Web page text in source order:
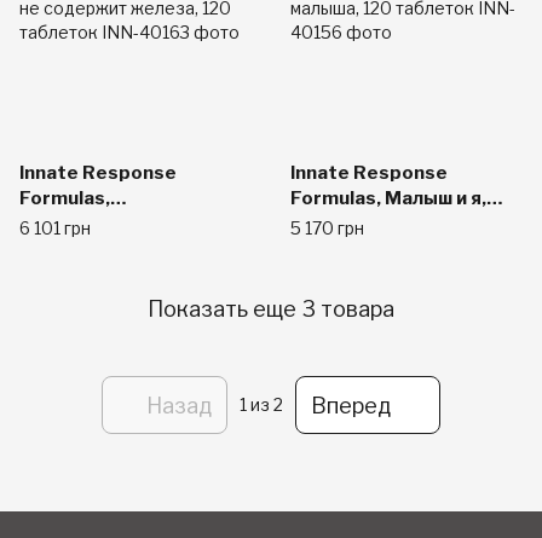
Innate Response
Formulas,
Мультивитаминный
железа, 120 таблеток
6 101 грн
Innate Response
Formulas, Малыш и я,
мультивитаминный
5 170 грн
Показать еще 3 товара
Назад 1 из 2 Вперед